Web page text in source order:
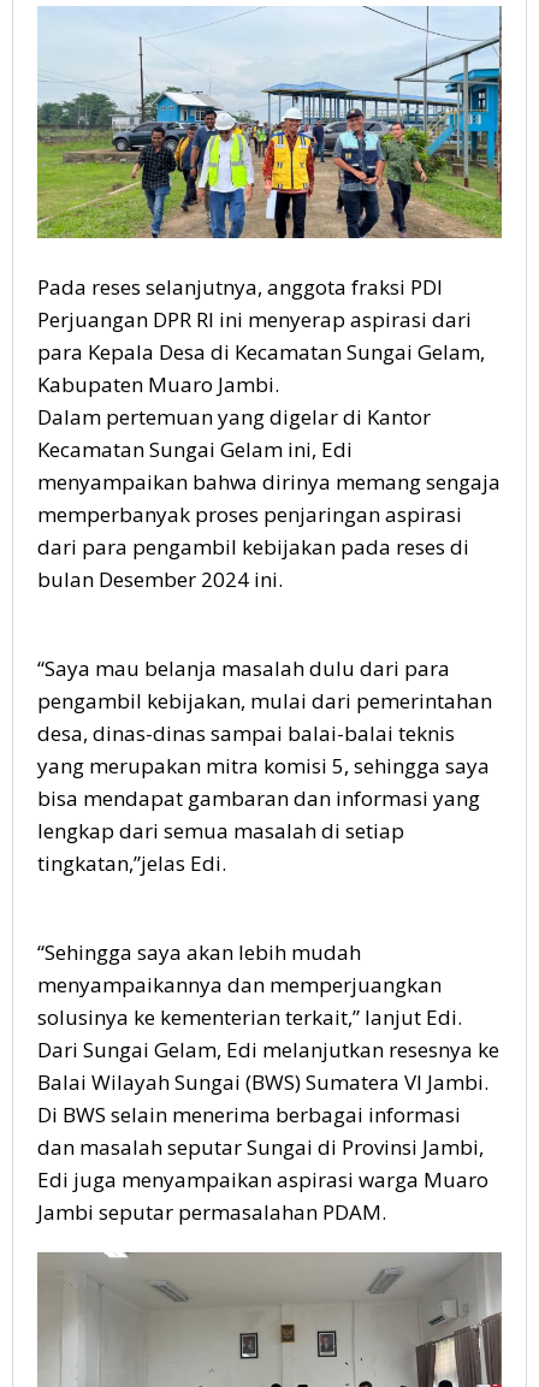
Pada reses selanjutnya, anggota fraksi PDI
Perjuangan DPR RI ini menyerap aspirasi dari
para Kepala Desa di Kecamatan Sungai Gelam,
Kabupaten Muaro Jambi.
Dalam pertemuan yang digelar di Kantor
Kecamatan Sungai Gelam ini, Edi
menyampaikan bahwa dirinya memang sengaja
memperbanyak proses penjaringan aspirasi
dari para pengambil kebijakan pada reses di
bulan Desember 2024 ini.
“Saya mau belanja masalah dulu dari para
pengambil kebijakan, mulai dari pemerintahan
desa, dinas-dinas sampai balai-balai teknis
yang merupakan mitra komisi 5, sehingga saya
bisa mendapat gambaran dan informasi yang
lengkap dari semua masalah di setiap
tingkatan,”jelas Edi.
“Sehingga saya akan lebih mudah
menyampaikannya dan memperjuangkan
solusinya ke kementerian terkait,” lanjut Edi.
Dari Sungai Gelam, Edi melanjutkan resesnya ke
Balai Wilayah Sungai (BWS) Sumatera VI Jambi.
Di BWS selain menerima berbagai informasi
dan masalah seputar Sungai di Provinsi Jambi,
Edi juga menyampaikan aspirasi warga Muaro
Jambi seputar permasalahan PDAM.